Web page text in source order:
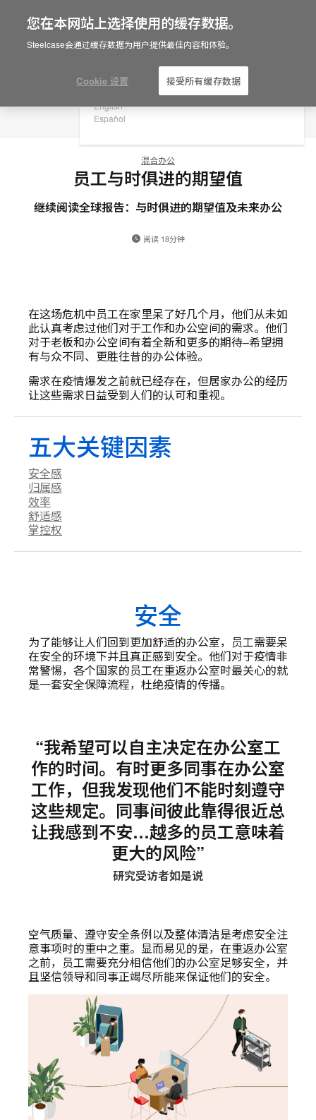
Are you in United States?
English
Español
混合办公
员工与时俱进的期望值
继续阅读全球报告：与时俱进的期望值及未来办公
阅读 18分钟
在这场危机中员工在家里呆了好几个月，他们从未如
此认真考虑过他们对于工作和办公空间的需求。他们
对于老板和办公空间有着全新和更多的期待–希望拥
有与众不同、更胜往昔的办公体验。
需求在疫情爆发之前就已经存在，但居家办公的经历
让这些需求日益受到人们的认可和重视。
五大关键因素
安全感
归属感
效率
舒适感
掌控权
安全
为了能够让人们回到更加舒适的办公室，员工需要呆
在安全的环境下并且真正感到安全。他们对于疫情非
常警惕，各个国家的员工在重返办公室时最关心的就
是一套安全保障流程，杜绝疫情的传播。
“我希望可以自主决定在办公室工
作的时间。有时更多同事在办公室
工作，但我发现他们不能时刻遵守
这些规定。同事间彼此靠得很近总
让我感到不安…越多的员工意味着
更大的风险”
研究受访者如是说
空气质量、遵守安全条例以及整体清洁是考虑安全注
意事项时的重中之重。显而易见的是，在重返办公室
之前，员工需要充分相信他们的办公室足够安全，并
且坚信领导和同事正竭尽所能来保证他们的安全。
您在本网站上选择使用的缓存数据。
Steelcase会通过缓存数据为用户提供最佳内容和体验。
Cookie 设置 接受所有缓存数据